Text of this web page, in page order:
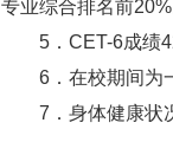
专业综合排名前20%
5．CET-6成绩
6．在校期间为一
7．身体健康状况